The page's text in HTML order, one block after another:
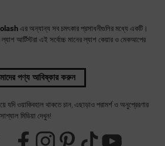
এর অন্যান্য সব চমৎকার প্রসাধনীগুলির মধ্যে একটি।
আর্টিস্টরা এই সর্বোচ্চ মানের ল্যাশ কেয়ার ও মেকআপের
পণ্য আবিষ্কার করুন
যদি ওয়াকিবহাল থাকতে চান, এছাড়াও পরামর্শ ও অনুপ্রেরণার
মিডিয়া দেখুন!